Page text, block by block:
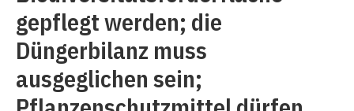
gepflegt werden; die
Düngerbilanz muss
ausgeglichen sein;